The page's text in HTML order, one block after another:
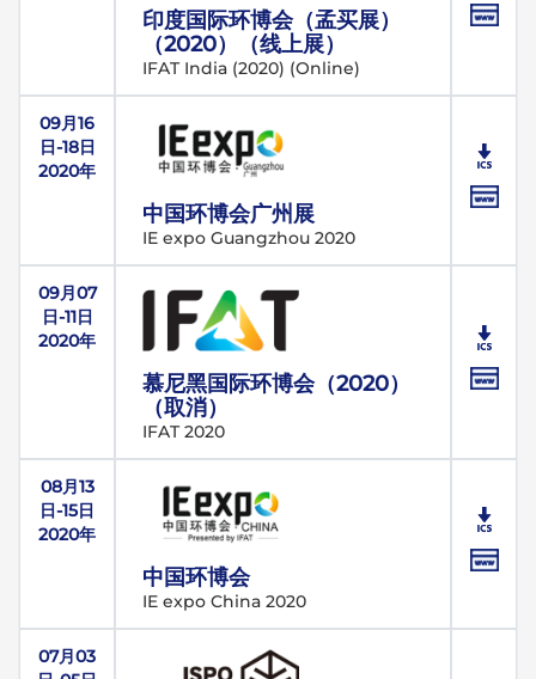
印度国际环博会（孟买展）
（2020）（线上展）
IFAT India (2020) (Online)
09月16
日-18日
2020年
中国环博会广州展
IE expo Guangzhou 2020
09月07
日-11日
2020年
慕尼黑国际环博会（2020）
（取消）
IFAT 2020
08月13
日-15日
2020年
中国环博会
IE expo China 2020
07月03